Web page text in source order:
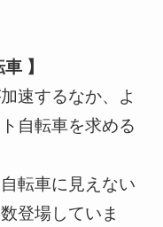
】
速するなか、よ
自転車を求める
転車に見えない
登場していま